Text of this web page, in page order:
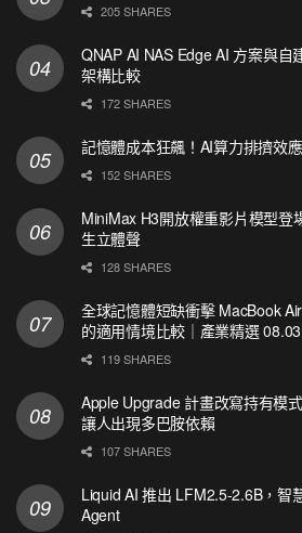
205 SHARES
QNAP AI NAS Edge AI 方案與自
架構比較
172 SHARES
記憶體成本狂飆！AI算力排擠效
152 SHARES
MiniMax H3開放權重影片模型
生立體聲
128 SHARES
全球記憶體短缺衝擊 MacBook
的適用情境比較｜產業精選 08.03
119 SHARES
Apple Upgrade 計畫改寫持有模
讓人出現多巴胺依賴
107 SHARES
Liquid AI 推出 LFM2.5-2.6B，智
Agent